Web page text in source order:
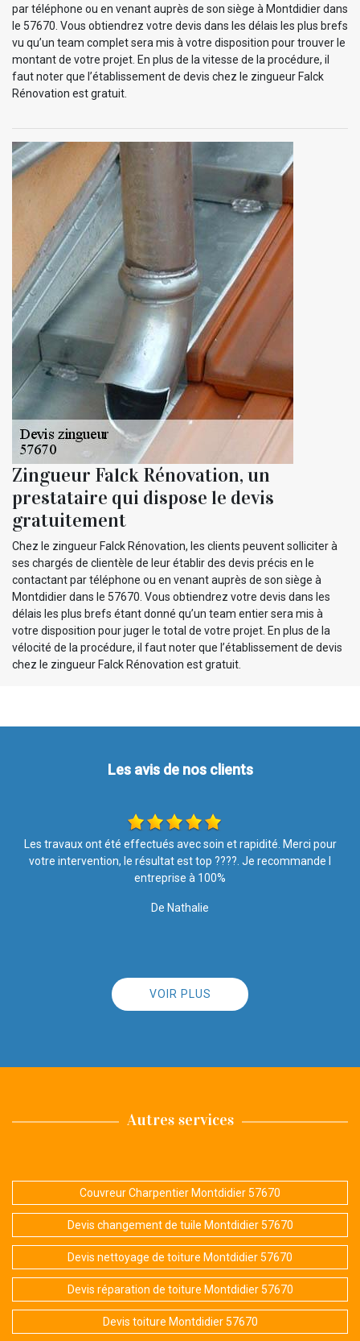
par téléphone ou en venant auprès de son siège à Montdidier dans
le 57670. Vous obtiendrez votre devis dans les délais les plus brefs
vu qu’un team complet sera mis à votre disposition pour trouver le
montant de votre projet. En plus de la vitesse de la procédure, il
faut noter que l’établissement de devis chez le zingueur Falck
Rénovation est gratuit.
Zingueur Falck Rénovation, un
prestataire qui dispose le devis
gratuitement
Chez le zingueur Falck Rénovation, les clients peuvent solliciter à
ses chargés de clientèle de leur établir des devis précis en le
contactant par téléphone ou en venant auprès de son siège à
Montdidier dans le 57670. Vous obtiendrez votre devis dans les
délais les plus brefs étant donné qu’un team entier sera mis à
votre disposition pour juger le total de votre projet. En plus de la
vélocité de la procédure, il faut noter que l’établissement de devis
chez le zingueur Falck Rénovation est gratuit.
Les avis de nos clients
Je recommande au top !!
De Marine
VOIR PLUS
Autres services
Couvreur Charpentier Montdidier 57670
Devis changement de tuile Montdidier 57670
Devis nettoyage de toiture Montdidier 57670
Devis réparation de toiture Montdidier 57670
Devis toiture Montdidier 57670